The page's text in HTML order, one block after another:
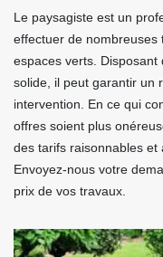
Le paysagiste est un
effectuer de nombreuses
espaces verts.
solide, il peut garantir un
intervention. En ce qui
offres soient plus
des tarifs raisonnables et
Envoyez-nous votre
prix de vos travaux.